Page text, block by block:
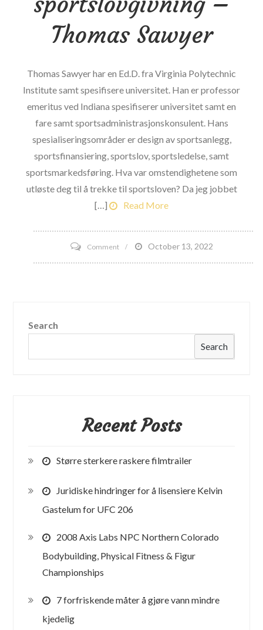
Thomas Sawyer
Thomas Sawyer har en Ed.D. fra Virginia Polytechnic
Institute samt spesifisere universitet. Han er professor
emeritus ved Indiana spesifiserer universitet samt en
fare samt sportsadministrasjonskonsulent. Hans
spesialiseringsområder er design av sportsanlegg,
sportsfinansiering, sportslov, sportsledelse, samt
sportsmarkedsføring. Hva var omstendighetene som
utløste deg til å trekke til sportsloven? Da jeg jobbet
[…]
Read More
Commenton
Spørsmål
sportslovgivning
October 13, 2022
Search
Search
Recent Posts
Større sterkere raskere filmtrailer
Juridiske hindringer for å lisensiere Kelvin
Gastelum for UFC 206
2008 Axis Labs NPC Northern Colorado
Bodybuilding, Physical Fitness & Figur
Championships
7 forfriskende måter å gjøre vann mindre
kjedelig